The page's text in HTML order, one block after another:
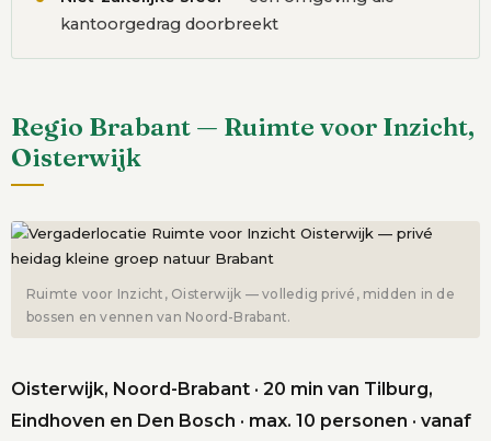
kantoorgedrag doorbreekt
Regio Brabant — Ruimte voor Inzicht,
Oisterwijk
Ruimte voor Inzicht, Oisterwijk — volledig privé, midden in de
bossen en vennen van Noord-Brabant.
Oisterwijk, Noord-Brabant · 20 min van Tilburg,
Eindhoven en Den Bosch · max. 10 personen · vanaf